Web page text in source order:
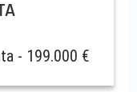
- 199.000 €